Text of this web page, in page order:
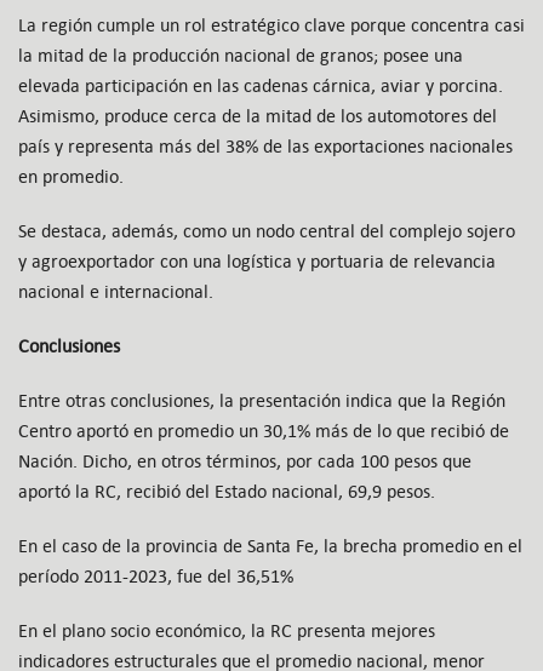
La región cumple un rol estratégico clave porque concentra casi
la mitad de la producción nacional de granos; posee una
elevada participación en las cadenas cárnica, aviar y porcina.
Asimismo, produce cerca de la mitad de los automotores del
país y representa más del 38% de las exportaciones nacionales
en promedio.
Se destaca, además, como un nodo central del complejo sojero
y agroexportador con una logística y portuaria de relevancia
nacional e internacional.
Conclusiones
Entre otras conclusiones, la presentación indica que la Región
Centro aportó en promedio un 30,1% más de lo que recibió de
Nación. Dicho, en otros términos, por cada 100 pesos que
aportó la RC, recibió del Estado nacional, 69,9 pesos.
En el caso de la provincia de Santa Fe, la brecha promedio en el
período 2011-2023, fue del 36,51%
En el plano socio económico, la RC presenta mejores
indicadores estructurales que el promedio nacional, menor